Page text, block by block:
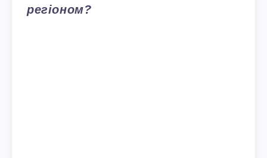
регіоном?